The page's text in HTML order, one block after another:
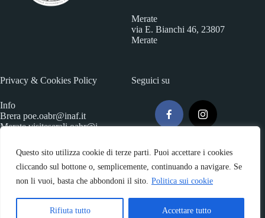
Questo sito utilizza cookie di terze parti. Puoi accettare i cookies
cliccando sul bottone o, semplicemente, continuando a navigare. Se
non li vuoi, basta che abbondoni il sito. Politica sui cookie
Rifiuta tutto Accettare tutto
Merate
via E. Bianchi 46, 23807
Merate
Privacy & Cookies Policy
Info
Brera poe.oabr@inaf.it
Meratevisiteserali.oabr@i
Seguici su